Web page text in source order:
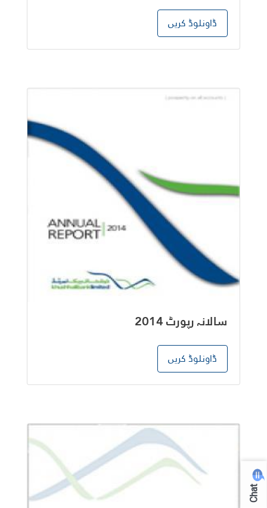
ڈاونلوڈ کریں
سالانہ رپورٹ 2014
ڈاونلوڈ کریں
Chat